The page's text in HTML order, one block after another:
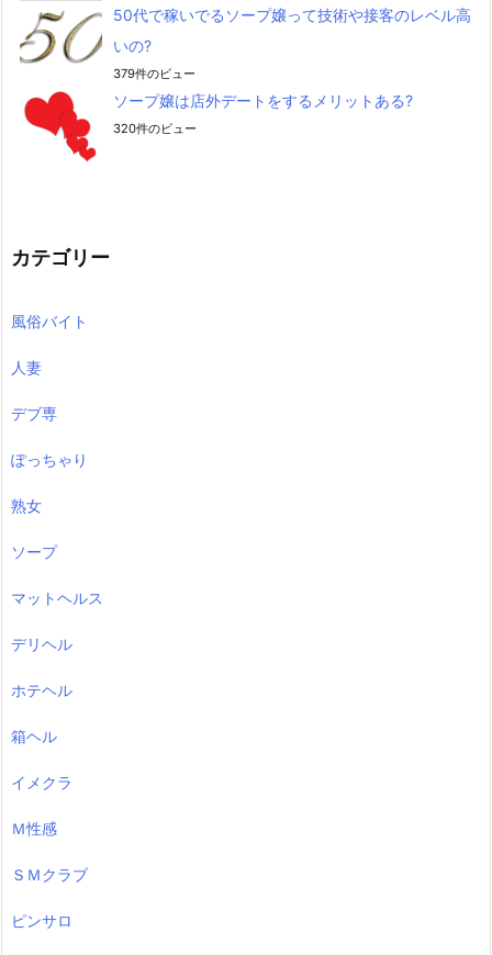
50代で稼いでるソープ嬢って技術や接客のレベル高
いの?
379件のビュー
ソープ嬢は店外デートをするメリットある?
320件のビュー
カテゴリー
風俗バイト
人妻
デブ専
ぽっちゃり
熟女
ソープ
マットヘルス
デリヘル
ホテヘル
箱ヘル
イメクラ
Ｍ性感
ＳＭクラブ
ピンサロ